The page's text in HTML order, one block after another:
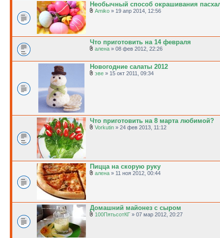
Необычный способ окрашивания
Amiko » 19 апр 2014, 12:56
Что приготовить на 14 февраля
алена » 08 фев 2012, 22:26
Новогодние салаты 2012
эве » 15 окт 2011, 09:34
Что приготовить на 8 марта любимой?
Vorkutin » 24 фев 2013, 11:12
Пицца на скорую руку
алена » 11 ноя 2012, 00:44
Домашний майонез с сыром
100ПятьсотКГ » 07 мар 2012, 20:27